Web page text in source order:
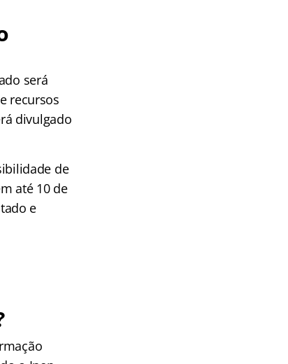
será
recursos
divulgado
de
até 10 de
e